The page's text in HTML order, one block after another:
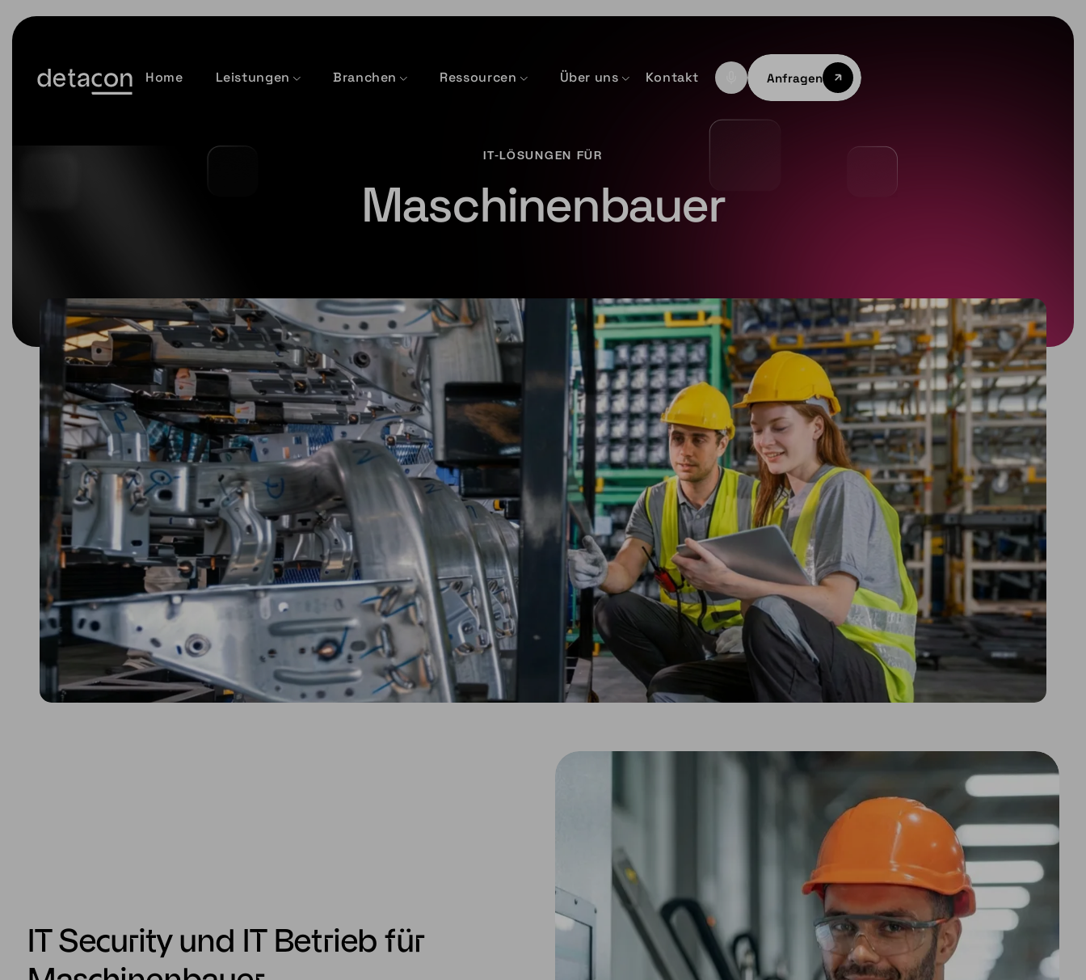
Home Leistungen Branchen Ressourcen Über uns Kontakt Anfragen
IT-LÖSUNGEN FÜR
Maschinenbauer
IT Security und IT Betrieb für